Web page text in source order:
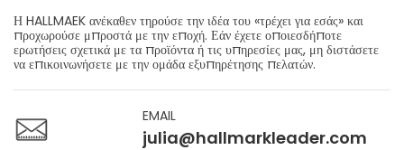
Η HALLMAEK ανέκαθεν τηρούσε την ιδέα του «τρέχει για εσάς» και
προχωρούσε μπροστά με την εποχή. Εάν έχετε οποιεσδήποτε
ερωτήσεις σχετικά με τα προϊόντα ή τις υπηρεσίες μας, μη διστάσετε
να επικοινωνήσετε με την ομάδα εξυπηρέτησης πελατών.
EMAIL
julia@hallmarkleader.com